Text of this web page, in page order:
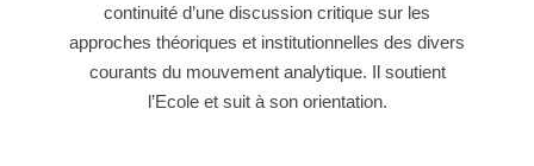
continuité d’une discussion critique sur les
approches théoriques et institutionnelles des divers
courants du mouvement analytique. Il soutient
l’Ecole et suit à son orientation.